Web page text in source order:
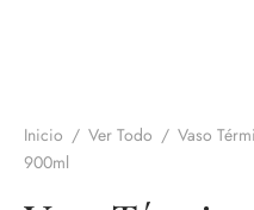
Inicio / Ver Todo / Vaso
900ml
y accesorios